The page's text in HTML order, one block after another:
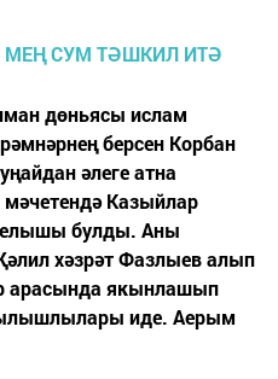
дөньясы ислам
берсен Корбан
әлеге атна
Казыйлар
булды. Аны
хәзрәт Фазлыев алып
арасында якынлашып
иде. Аерым